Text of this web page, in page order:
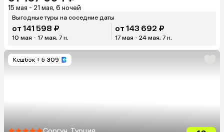
15 мая - 21 мая, 6 ночей
Выгодные туры на соседние даты
от 141 598 ₽
10 мая - 17 мая, 7 н.
от 143 692 ₽
17 мая - 24 мая, 7 н.
Кешбэк + 5 309